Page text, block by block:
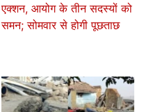
एक्शन, आयोग के तीन सदस्यों को
समन; सोमवार से होगी पूछताछ